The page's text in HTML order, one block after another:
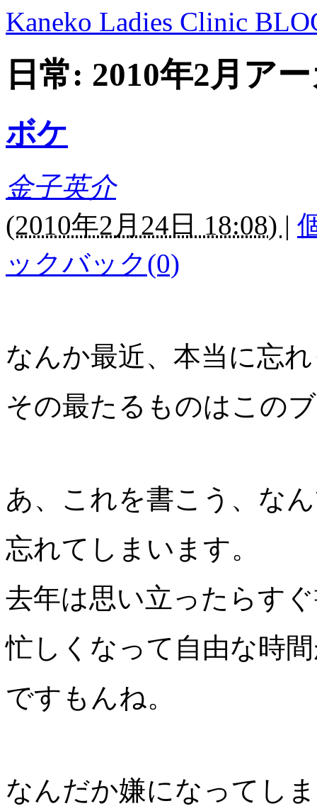
Kaneko Ladies Clinic
日常: 2010年2月ア
ボケ
金子英介
(2010年2月24日 18:08) |
ックバック(0)
なんか最近、本当に忘
その最たるものはこの
あ、これを書こう、な
忘れてしまいます。
去年は思い立ったらす
忙しくなって自由な時
ですもんね。
なんだか嫌になってし